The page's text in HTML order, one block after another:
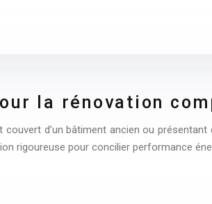
la rénovation
d’un bâtiment ancien ou
rigoureuse pour concilier performance